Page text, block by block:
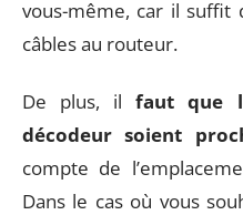
vous-même, car il suffit
câbles au routeur.
De plus, ilfaut que
décodeur soient
compte de
Dans le cas où vous